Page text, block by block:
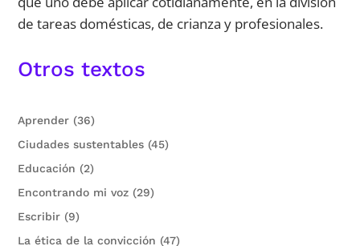
de tareas domésticas, de crianza y profesionales.
Otros textos
Aprender (36)
Ciudades sustentables (45)
Educación (2)
Encontrando mi voz (29)
Escribir (9)
La ética de la convicción (47)